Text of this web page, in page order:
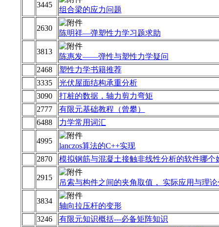
3445
组合梁的应力问题
2630
陈明祥—弹塑性力学习题求助
3813
陈惠发——弹性与塑性力学疑问
2468
塑性力学书籍推荐
3335
光伏屋面结构承重分析
3090
打桩的数据，轴力剪力弯矩
2777
有限元基础教程（曾攀）
6488
力学常用词汇
4995
lanczos算法的C++实现
2870
模拟钢筋与混凝土接触非线性分析的软件哪个
2915
吊索与构件之间的夹角取值， 实际应用与理
3834
轴向拉压杆的变形
3246
有限元知识概括---必备矩阵知识